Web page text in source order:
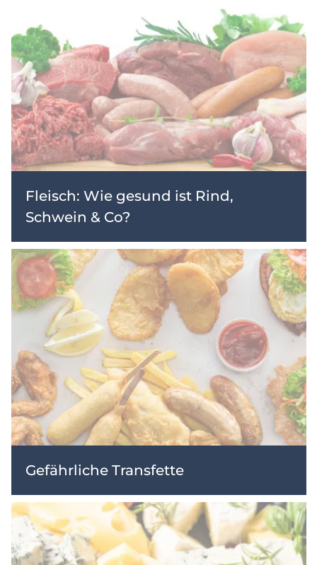
Fleisch: Wie gesund ist Rind,
Schwein & Co?
Gefährliche Transfette